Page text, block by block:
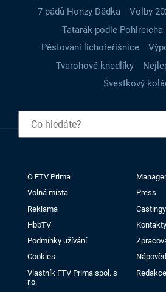
7 pádů Honzy Dědka
Volby
Tatarák podle Pohlreicha
Pěstování lichořeřišnice
Tvarohové knedlíky
Švestkový
O FTV Prima
Volná místa
Press
Reklama
HbbTV
Kontakty
Podmínky užívání
Cookies
Vlastník FTV Prima spol. s
r.o.
Redakce